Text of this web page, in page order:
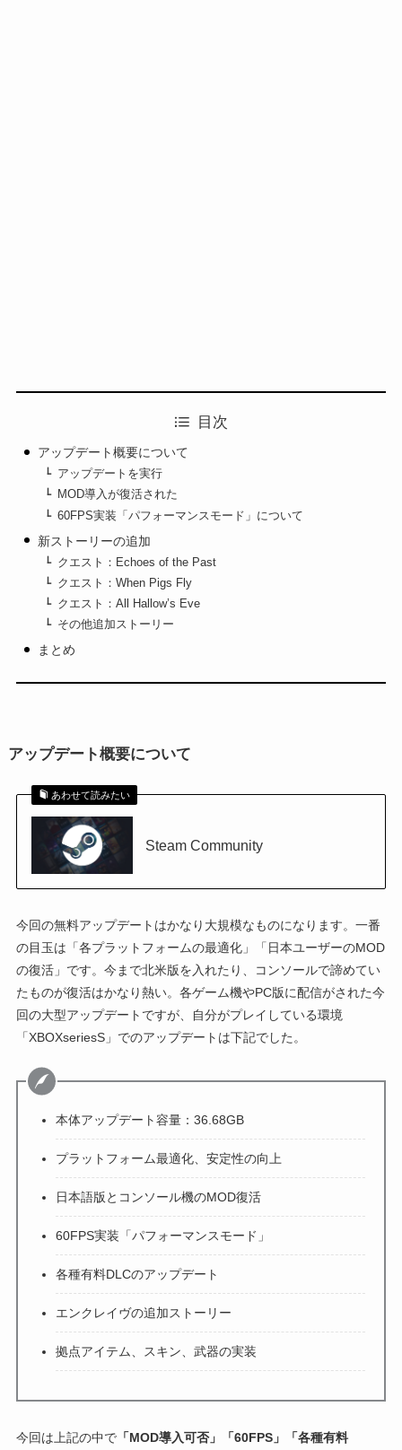
目次
アップデート概要について
アップデートを実行
MOD導入が復活された
60FPS実装「パフォーマンスモード」について
新ストーリーの追加
クエスト：Echoes of the Past
クエスト：When Pigs Fly
クエスト：All Hallow’s Eve
その他追加ストーリー
まとめ
アップデート概要について
あわせて読みたい
Steam Community
今回の無料アップデートはかなり大規模なものになります。一番
の目玉は「各プラットフォームの最適化」「日本ユーザーのMOD
の復活」です。今まで北米版を入れたり、コンソールで諦めてい
たものが復活はかなり熱い。各ゲーム機やPC版に配信がされた今
回の大型アップデートですが、自分がプレイしている環境
「XBOXseriesS」でのアップデートは下記でした。
本体アップデート容量：36.68GB
プラットフォーム最適化、安定性の向上
日本語版とコンソール機のMOD復活
60FPS実装「パフォーマンスモード」
各種有料DLCのアップデート
エンクレイヴの追加ストーリー
拠点アイテム、スキン、武器の実装
今回は上記の中で「MOD導入可否」「60FPS」「各種有料